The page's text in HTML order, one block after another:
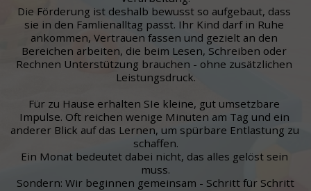
Die Förderung ist deshalb bewusst so aufgebaut, dass
sie in den Famlienalltag passt. Ihr Kind darf in Ruhe
ankommen, Vertrauen fassen und gezielt an den
Bereichen arbeiten, die beim Lesen, Schreiben oder
Rechnen Unterstützung brauchen - ohne zusätzlichen
Leistungsdruck.
Für zu Hause erhalten SIe kleine, gut umsetzbare
Impulse. Oft reichen wenige Minuten am Tag und ein
anderer Blick auf das Lernen, um spürbare Entlastung zu
schaffen.
Ein Monat bedeutet dabei nicht, das alles gelöst sein
muss.
Sondern: Wir beginnen gemeinsam - Schritt für Schritt